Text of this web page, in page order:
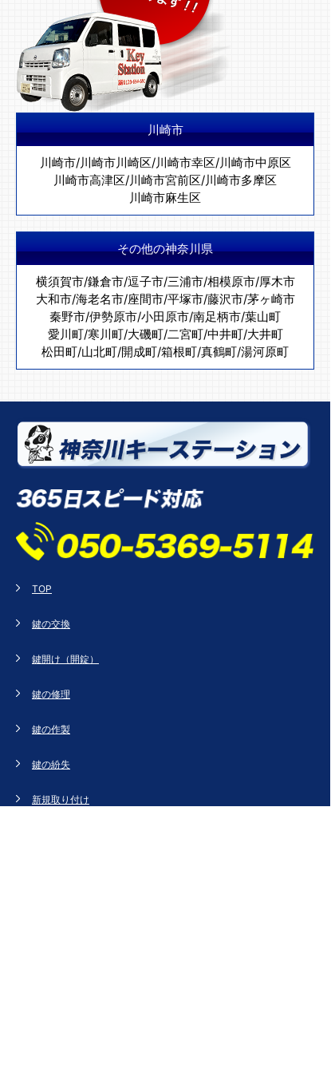
川崎市
川崎市/川崎市川崎区/川崎市幸区/川崎市中原区
川崎市高津区/川崎市宮前区/川崎市多摩区
川崎市麻生区
その他の神奈川県
横須賀市/鎌倉市/逗子市/三浦市/相模原市/厚木市
大和市/海老名市/座間市/平塚市/藤沢市/茅ヶ崎市
秦野市/伊勢原市/小田原市/南足柄市/葉山町
愛川町/寒川町/大磯町/二宮町/中井町/大井町
松田町/山北町/開成町/箱根町/真鶴町/湯河原町
TOP
鍵の交換
鍵開け（開錠）
鍵の修理
鍵の作製
鍵の紛失
新規取り付け